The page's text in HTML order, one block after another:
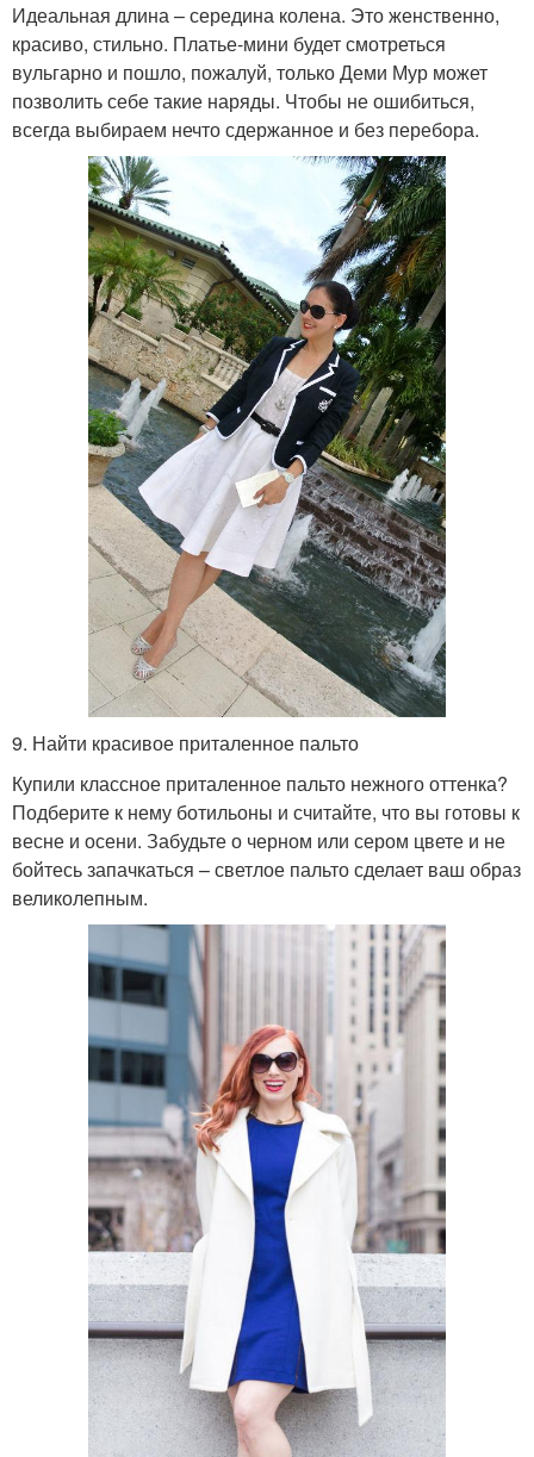
Идеальная длина – середина колена. Это женственно,
красиво, стильно. Платье-мини будет смотреться
вульгарно и пошло, пожалуй, только Деми Мур может
позволить себе такие наряды. Чтобы не ошибиться,
всегда выбираем нечто сдержанное и без перебора.
9. Найти красивое приталенное пальто
Купили классное приталенное пальто нежного оттенка?
Подберите к нему ботильоны и считайте, что вы готовы к
весне и осени. Забудьте о черном или сером цвете и не
бойтесь запачкаться – светлое пальто сделает ваш образ
великолепным.